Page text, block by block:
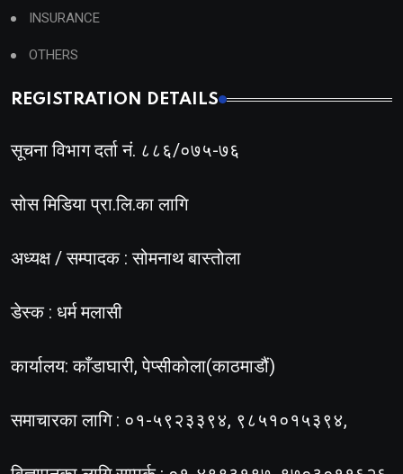
INSURANCE
OTHERS
REGISTRATION DETAILS
सूचना विभाग दर्ता नं. ८८६/०७५-७६
सोस मिडिया प्रा.लि.का लागि
अध्यक्ष / सम्पादक : सोमनाथ बास्तोला
डेस्क : धर्म मलासी
कार्यालय: काँडाघारी, पेप्सीकोला(काठमाडौं)
समाचारका लागि : ०१-५९२३३९४, ९८५१०१५३९४,